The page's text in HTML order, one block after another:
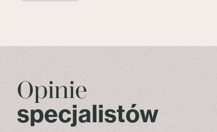
Opinie
specjalistów